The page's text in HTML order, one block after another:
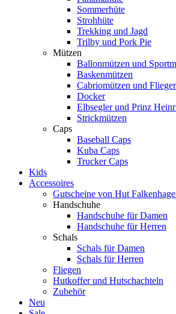
Sommerhüte
Strohhüte
Trekking und Jagd
Trilby und Pork Pie
Mützen
Ballonmützen und
Baskenmützen
Cabriomützen und
Docker
Elbsegler und Prinz
Strickmützen
Caps
Baseball Caps
Kuba Caps
Trucker Caps
Kids
Accessoires
Gutscheine von Hut
Handschuhe
Handschuhe für Damen
Handschuhe für Herren
Schals
Schals für Damen
Schals für Herren
Fliegen
Hutkoffer und Hutschachteln
Zubehör
Neu